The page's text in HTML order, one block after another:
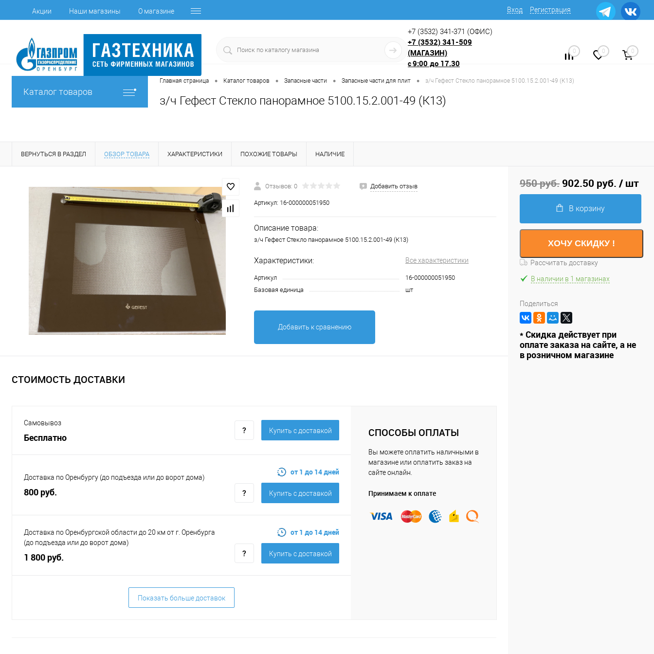
Акции Наши магазины О магазине Вход Регистрация
+7 (3532) 341-371 (ОФИС)
+7 (3532) 341-509
(МАГАЗИН)
с9:00 до 17.30
0 0 0
Каталог товаров
Главная страница • Каталог товаров • Запасные части • Запасные части для плит • з/ч Гефест Стекло панорамное 5100.15.2.001-49 (К13)
з/ч Гефест Стекло панорамное 5100.15.2.001-49 (К13)
ВЕРНУТЬСЯ В РАЗДЕЛ ОБЗОР ТОВАРА ХАРАКТЕРИСТИКИ ПОХОЖИЕ ТОВАРЫ НАЛИЧИЕ
Отзывов: 0 Добавить отзыв
Артикул: 16-000000051950
Описание товара:
з/ч Гефест Стекло панорамное 5100.15.2.001-49 (К13)
Характеристики: Все характеристики
Артикул
16-000000051950
Базовая единица
шт
Добавить к сравнению
СТОИМОСТЬ ДОСТАВКИ
Самовывоз
Бесплатно
Купить c доставкой
Доставка по Оренбургу (до подъезда или до ворот дома)
800 руб.
от 1 до 14 дней
Купить c доставкой
Доставка по Оренбургской области до 20 км от г. Оренбурга
(до подъезда или до ворот дома)
1 800 руб.
от 1 до 14 дней
Купить c доставкой
Показать больше доставок
СПОСОБЫ ОПЛАТЫ
Вы можете оплатить наличными в
магазине или оплатить заказ на
сайте онлайн.
Принимаем к оплате
950 руб.902.50 руб. / шт
В корзину
ХОЧУ СКИДКУ !
Рассчитать доставку
В наличии в 1 магазинах
Поделиться
* Скидка действует при
оплате заказа на сайте, а не
в розничном магазине